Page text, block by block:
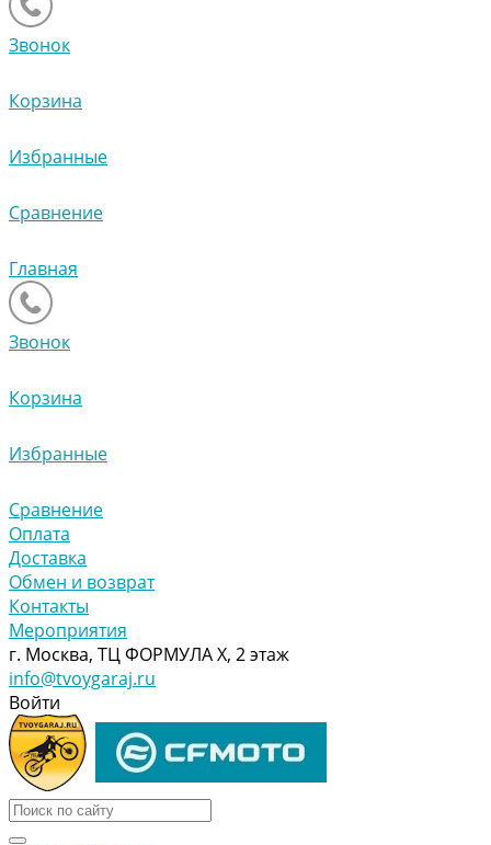
Звонок
Корзина
Избранные
Сравнение
Главная
Звонок
Корзина
Избранные
Сравнение
Оплата
Доставка
Обмен и возврат
Контакты
Мероприятия
г. Москва, ТЦ ФОРМУЛА Х, 2 этаж
info@tvoygaraj.ru
Войти